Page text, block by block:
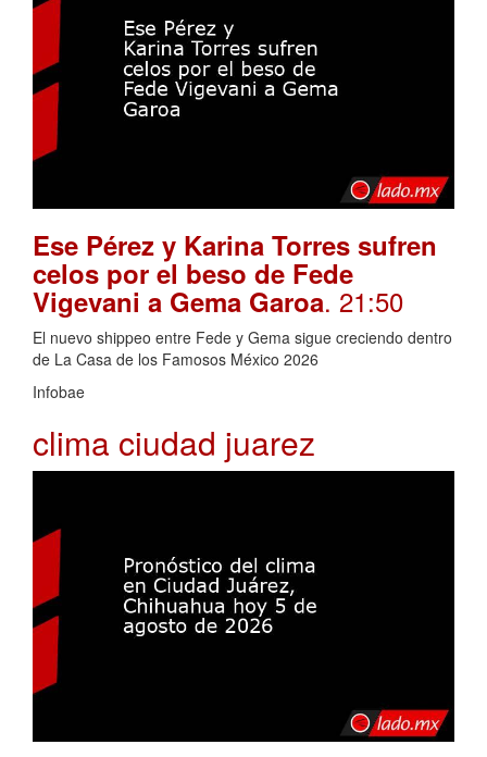
Ese Pérez y Karina Torres sufren
celos por el beso de Fede
Vigevani a Gema Garoa. 21:50
El nuevo shippeo entre Fede y Gema sigue creciendo dentro
de La Casa de los Famosos México 2026
Infobae
clima ciudad juarez